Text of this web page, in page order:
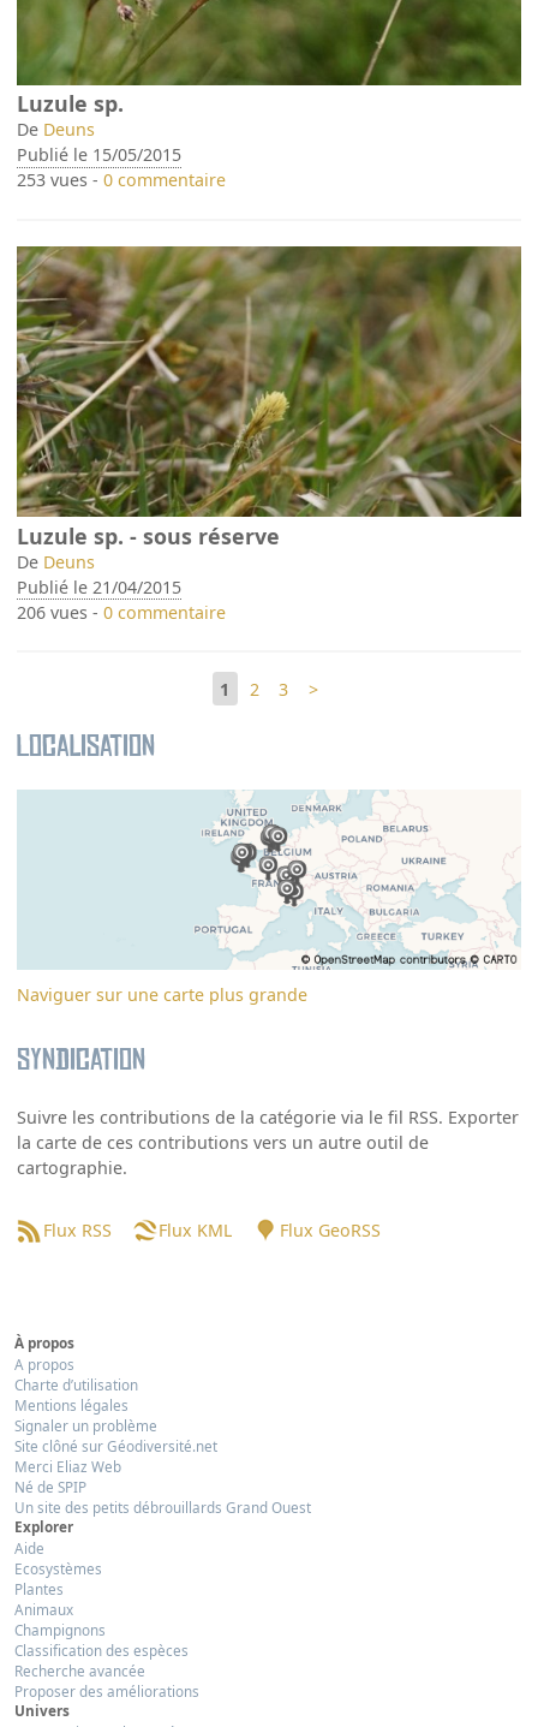
Luzule sp.
De Deuns
Publié le 15/05/2015
253 vues -0 commentaire
Luzule sp. - sous réserve
De Deuns
Publié le 21/04/2015
206 vues -0 commentaire
1 2 3 >
Localisation
Naviguer sur une carte plus grande
Syndication
Suivre les contributions de la catégorie via le fil RSS. Exporter
la carte de ces contributions vers un autre outil de
cartographie.
Flux RSS Flux KML Flux GeoRSS
À propos
A propos
Charte d’utilisation
Mentions légales
Signaler un problème
Site clôné sur Géodiversité.net
Merci Eliaz Web
Né de SPIP
Un site des petits débrouillards Grand Ouest
Explorer
Aide
Ecosystèmes
Plantes
Animaux
Champignons
Classification des espèces
Recherche avancée
Proposer des améliorations
Univers